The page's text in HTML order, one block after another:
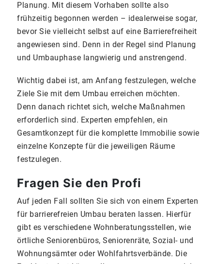
Planung. Mit diesem Vorhaben sollte also
frühzeitig begonnen werden – idealerweise sogar,
bevor Sie vielleicht selbst auf eine Barrierefreiheit
angewiesen sind. Denn in der Regel sind Planung
und Umbauphase langwierig und anstrengend.
Wichtig dabei ist, am Anfang festzulegen, welche
Ziele Sie mit dem Umbau erreichen möchten.
Denn danach richtet sich, welche Maßnahmen
erforderlich sind. Experten empfehlen, ein
Gesamtkonzept für die komplette Immobilie sowie
einzelne Konzepte für die jeweiligen Räume
festzulegen.
Fragen Sie den Profi
Auf jeden Fall sollten Sie sich von einem Experten
für barrierefreien Umbau beraten lassen. Hierfür
gibt es verschiedene Wohnberatungsstellen, wie
örtliche Seniorenbüros, Seniorenräte, Sozial- und
Wohnungsämter oder Wohlfahrtsverbände. Die